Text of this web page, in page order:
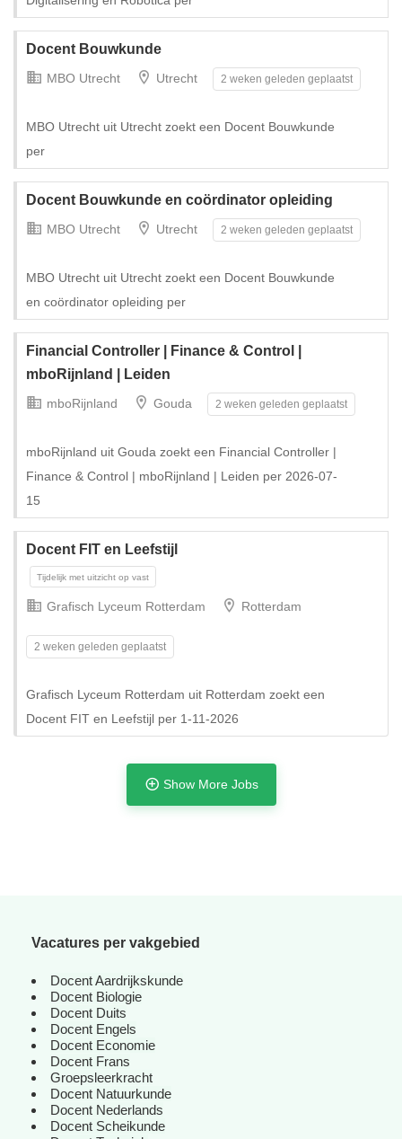
Tijdelijk met uitzicht op vast
Docent Bouwkunde
MBO Utrecht Utrecht 2 weken geleden geplaatst
MBO Utrecht uit Utrecht zoekt een Docent Bouwkunde
per
Docent Bouwkunde en coördinator opleiding
MBO Utrecht Utrecht 2 weken geleden geplaatst
MBO Utrecht uit Utrecht zoekt een Docent Bouwkunde
en coördinator opleiding per
Financial Controller | Finance & Control |
mboRijnland | Leiden
mboRijnland Gouda 2 weken geleden geplaatst
mboRijnland uit Gouda zoekt een Financial Controller |
Finance & Control | mboRijnland | Leiden per 2026-07-
15
Docent FIT en Leefstijl
Tijdelijk met uitzicht op vast
Grafisch Lyceum Rotterdam Rotterdam
2 weken geleden geplaatst
Grafisch Lyceum Rotterdam uit Rotterdam zoekt een
Docent FIT en Leefstijl per 1-11-2026
Show More Jobs
Vacatures per vakgebied
Docent Aardrijkskunde
Docent Biologie
Docent Duits
Docent Engels
Docent Economie
Docent Frans
Groepsleerkracht
Docent Natuurkunde
Docent Nederlands
Docent Scheikunde